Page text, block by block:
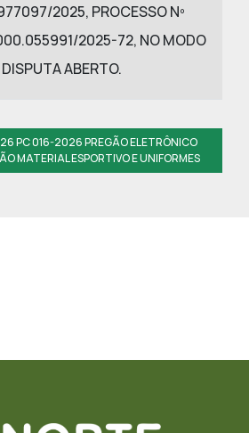
2025, PROCESSO Nº
2025-72, NO MODO
DISPUTA ABERTO.
PC 016-2026 PREGÃO ELETRÔNICO
MATERIAL ESPORTIVO E UNIFORMES